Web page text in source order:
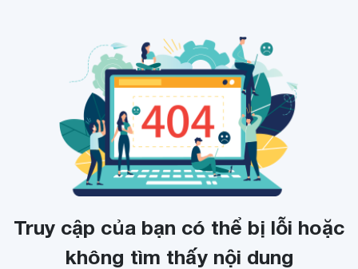
Truy cập của bạn có thể bị lỗi hoặc
không tìm thấy nội dung